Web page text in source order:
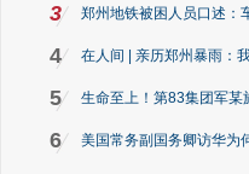
3 郑州地铁被困人员口述：
4 在人间 | 亲历郑州暴雨：
5 生命至上！第83集团军某
6 美国常务副国务卿访华为